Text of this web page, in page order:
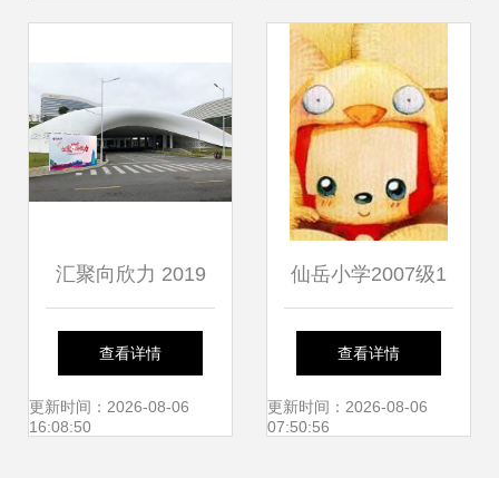
受关注
汇聚向欣力 2019
翔业集团新春欢乐
夜厦门主会场玩转
查看详情
更新时间：2026-08-06
16:08:50
仙岳小学2007级1
班文明小博客风采
展
查看详情
更新时间：2026-08-06
07:50:56